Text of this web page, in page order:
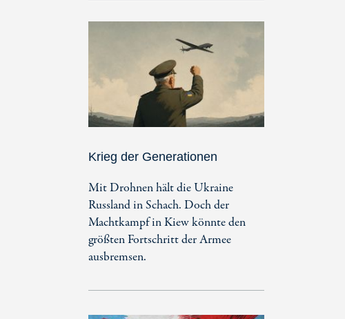
Krieg der Generationen
Mit Drohnen hält die Ukraine
Russland in Schach. Doch der
Machtkampf in Kiew könnte den
größten Fortschritt der Armee
ausbremsen.